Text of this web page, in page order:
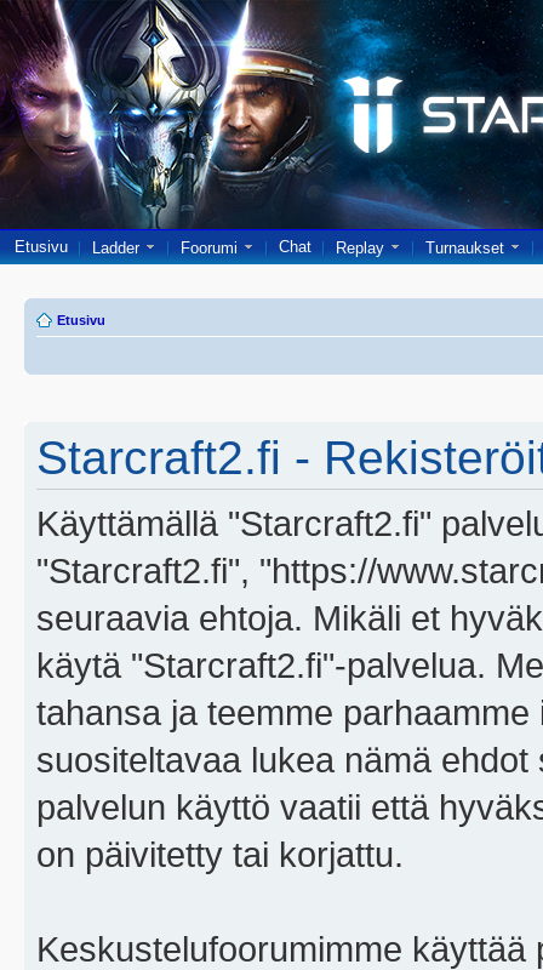
Etusivu Ladder Foorumi Chat Replay Turnaukset
Etusivu
Starcraft2.fi -
Käyttämällä "Starcraft2.fi"
"Starcraft2.fi", "https://
seuraavia ehtoja. Mikäli et
käytä "Starcraft2.fi"-palvelua.
tahansa ja teemme
suositeltavaa lukea nämä
palvelun käyttö vaatii että
on päivitetty tai korjattu.
Keskustelufoorumimme